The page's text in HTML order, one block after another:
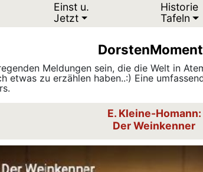
Einst u.
Jetzt
Historie
Tafeln
Meldungen sein, die die Welt in
etwas zu erzählen haben..:) Eine
E. Kleine-Homann:
Der Weinkenner